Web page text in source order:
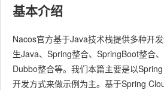
基本介绍
Nacos官方基于Java技术栈提供多种开
生Java、Spring整合、SpringBoot整合
Dubbo整合等。我们本篇主要是以
开发方式来做示例为主。基于Spring